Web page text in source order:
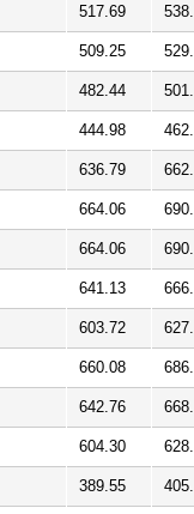
517.69
509.25
482.44
444.98
636.79
664.06
664.06
641.13
603.72
660.08
642.76
604.30
389.55